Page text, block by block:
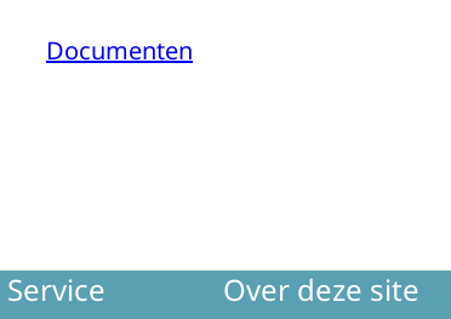
Documenten
Service Over deze site